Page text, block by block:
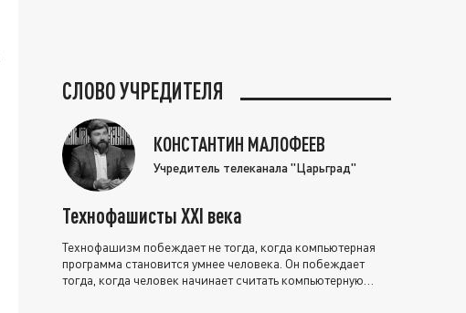
СЛОВО УЧРЕДИТЕЛЯ
КОНСТАНТИН МАЛОФЕЕВ
Учредитель телеканала "Царьград"
Технофашисты XXI века
Технофашизм побеждает не тогда, когда компьютерная
программа становится умнее человека. Он побеждает
тогда, когда человек начинает считать компьютерную